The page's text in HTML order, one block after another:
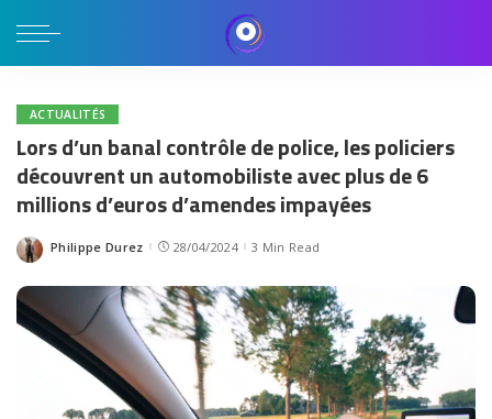
ACTUALITÉS
Lors d’un banal contrôle de police, les policiers
découvrent un automobiliste avec plus de 6
millions d’euros d’amendes impayées
Posted
Philippe Durez 28/04/2024 3 Min Read